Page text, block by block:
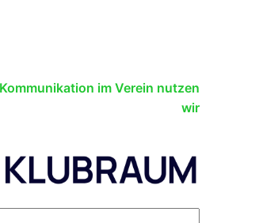
im Verein nutzen
wir